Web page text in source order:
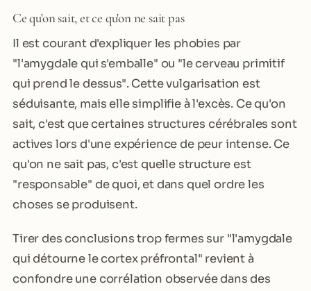
Ce qu'on sait, et ce qu'on ne sait pas
Il est courant d'expliquer les phobies par
"l'amygdale qui s'emballe" ou "le cerveau primitif
qui prend le dessus". Cette vulgarisation est
séduisante, mais elle simplifie à l'excès. Ce qu'on
sait, c'est que certaines structures cérébrales sont
actives lors d'une expérience de peur intense. Ce
qu'on ne sait pas, c'est quelle structure est
"responsable" de quoi, et dans quel ordre les
choses se produisent.
Tirer des conclusions trop fermes sur "l'amygdale
qui détourne le cortex préfrontal" revient à
confondre une corrélation observée dans des